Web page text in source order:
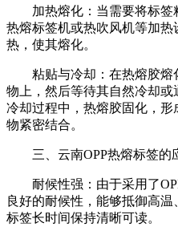
加热熔化：当需要将标
热熔标签机或热吹风机等加
热，使其熔化。
粘贴与冷却：在热熔胶
物上，然后等待其自然冷却
冷却过程中，热熔胶固化，
物紧密结合。
三、云南OPP热熔标签的
耐候性强：由于采用了
良好的耐候性，能够抵御高
标签长时间保持清晰可读。